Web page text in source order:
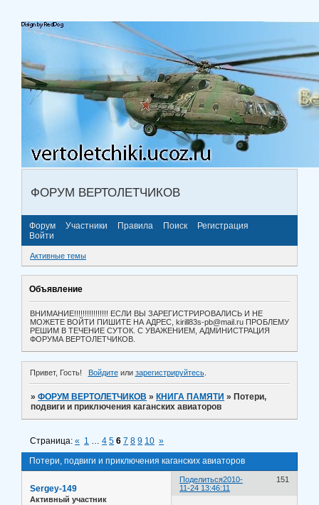
ФОРУМ ВЕРТОЛЕТЧИКОВ
Форум Участники Правила Поиск
Регистрация
Войти
Активные темы
Объявление
ВНИМАНИЕ!!!!!!!!!!!!!!!! ЕСЛИ ВЫ ЗАРЕГИСТРИРОВАЛИСЬ И НЕ
МОЖЕТЕ ВОЙТИ ПИШИТЕ НА АДРЕС, kirill83s-pb@mail.ru ПРОБЛЕМУ
РЕШИМ В ТЕЧЕНИЕ СУТОК. С УВАЖЕНИЕМ, АДМИНИСТРАЦИЯ
ФОРУМА ВЕРТОЛЕТЧИКОВ.
Привет, Гость! Войдитеили зарегистрируйтесь.
»ФОРУМ ВЕРТОЛЕТЧИКОВ » КНИГА ПАМЯТИ » Потери,
подвиги и приключения каганских авиаторов
Потери, подвиги и приключения каганских авиаторов
Страница:« 1 … 4 5 6 7 8 9 10 »
Поделиться 151
2010-
11-24 13:46:11
Sergey-149
Активный участник